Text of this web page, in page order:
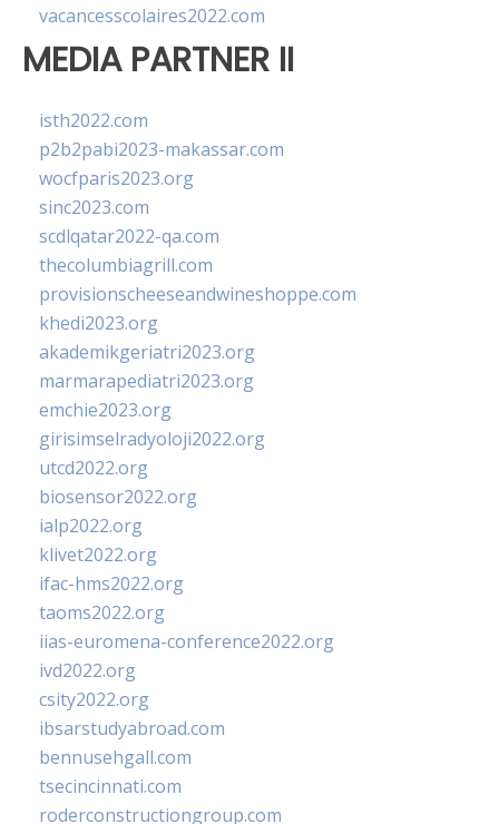
vacancesscolaires2022.com
MEDIA PARTNER II
isth2022.com
p2b2pabi2023-makassar.com
wocfparis2023.org
sinc2023.com
scdlqatar2022-qa.com
thecolumbiagrill.com
provisionscheeseandwineshoppe.com
khedi2023.org
akademikgeriatri2023.org
marmarapediatri2023.org
emchie2023.org
girisimselradyoloji2022.org
utcd2022.org
biosensor2022.org
ialp2022.org
klivet2022.org
ifac-hms2022.org
taoms2022.org
iias-euromena-conference2022.org
ivd2022.org
csity2022.org
ibsarstudyabroad.com
bennusehgall.com
tsecincinnati.com
roderconstructiongroup.com